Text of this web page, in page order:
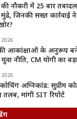
नौकरी में 25 बार
जिनकी सख्त कार्रवाई ने
2026
आकांक्षाओं के अनुरूप
नीति, CM योगी का
2026
अग्निकांड: सुप्रीम
तलब, मांगी SIT रिपोर्ट